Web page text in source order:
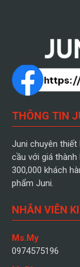
THÔNG TIN
Juni chuyên
cầu với giá
300,000 khách
phẩm Juni.
NHÂN VIÊN
Ms.My
0974575196